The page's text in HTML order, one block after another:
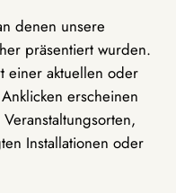
denen unsere
präsentiert wurden.
einer aktuellen oder
erscheinen
Installationen oder